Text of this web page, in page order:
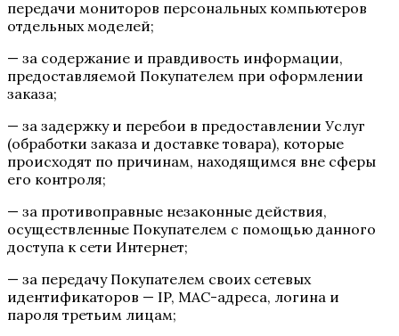
передачи мониторов персональных компьютеров
отдельных моделей;
— за содержание и правдивость информации,
предоставляемой Покупателем при оформлении
заказа;
— за задержку и перебои в предоставлении Услуг
(обработки заказа и доставке товара), которые
происходят по причинам, находящимся вне сферы
его контроля;
— за противоправные незаконные действия,
осуществленные Покупателем с помощью данного
доступа к сети Интернет;
— за передачу Покупателем своих сетевых
идентификаторов — IP, MAC-адреса, логина и
пароля третьим лицам;